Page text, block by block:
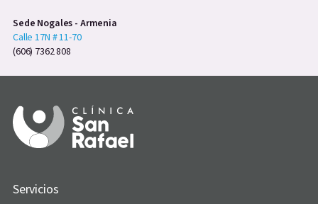
Sede Nogales - Armenia
Calle 17N # 11-70
(606) 7362 808
Servicios